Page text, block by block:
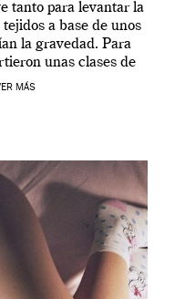
tanto para levantar la
a base de unos
la gravedad. Para
unas clases de
[…]
MÁS